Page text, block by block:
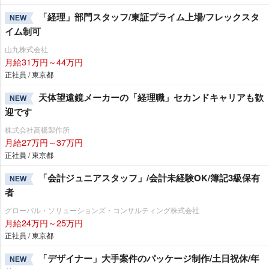
NEW
「経理」部門スタッフ/東証プライム上場/フレックスタ
イム制可
山九株式会社
月給31万円～44万円
正社員 / 東京都
NEW
天体望遠鏡メーカーの「経理職」セカンドキャリアも歓
迎です
株式会社高橋製作所
月給27万円～37万円
正社員 / 東京都
NEW
「会計ジュニアスタッフ」/会計未経験OK/簿記3級保有
者
グローバル・ソリューションズ・コンサルティング株式会社
月給24万円～25万円
正社員 / 東京都
NEW
「デザイナー」大手案件のパッケージ制作/土日祝休/年